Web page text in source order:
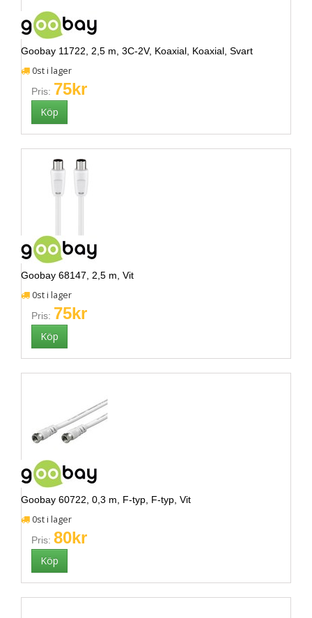
Goobay 11722, 2,5 m, 3C-2V, Koaxial, Koaxial, Svart
0st i lager
Pris: 75kr
Goobay 68147, 2,5 m, Vit
0st i lager
Pris: 75kr
Goobay 60722, 0,3 m, F-typ, F-typ, Vit
0st i lager
Pris: 80kr